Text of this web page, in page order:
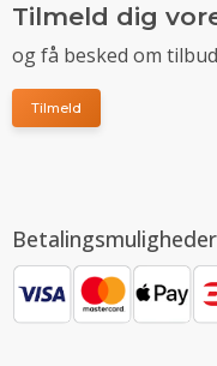
Tilmeld dig
og få besked om
Tilmeld
Betalingsmuligheder